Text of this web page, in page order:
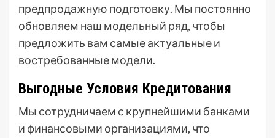
предпродажную подготовку. Мы постоянно
обновляем наш модельный ряд, чтобы
предложить вам самые актуальные и
востребованные модели.
Выгодные Условия Кредитования
Мы сотрудничаем с крупнейшими банками
и финансовыми организациями, что